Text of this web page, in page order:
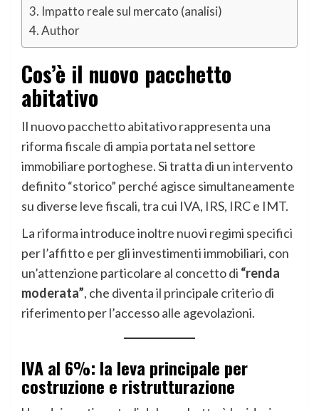
Impatto reale sul mercato (analisi)
Author
Cos’è il nuovo pacchetto
abitativo
Il nuovo pacchetto abitativo rappresenta una
riforma fiscale di ampia portata nel settore
immobiliare portoghese. Si tratta di un intervento
definito “storico” perché agisce simultaneamente
su diverse leve fiscali, tra cui IVA, IRS, IRC e IMT.
La riforma introduce inoltre nuovi regimi specifici
per l’affitto e per gli investimenti immobiliari, con
un’attenzione particolare al concetto di “renda
moderata”, che diventa il principale criterio di
riferimento per l’accesso alle agevolazioni.
IVA al 6%: la leva principale per
costruzione e ristrutturazione